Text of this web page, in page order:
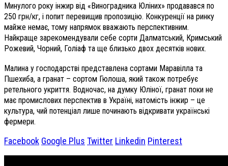
Минулого року інжир від «Виноградника Юліних» продавався по
250 грн/кг, і попит перевищив пропозицію. Конкуренції на ринку
майже немає, тому напрямок вважають перспективним.
Найкраще зарекомендували себе сорти Далматський, Кримський
Рожевий, Чорний, Голіаф та ще близько двох десятків нових.
Малина у господарстві представлена сортами Маравілла та
Пшехиба, а гранат – сортом Гюлоша, який також потребує
ретельного укриття. Водночас, на думку Юліної, гранат поки не
має промислових перспектив в Україні, натомість інжир – це
культура, чий потенціал лише починають відкривати українські
фермери.
Facebook Google Plus Twitter Linkedin Pinterest